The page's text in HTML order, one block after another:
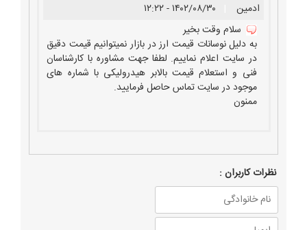
ادمین
۱۴۰۲/۰۸/۳۰ - ۱۲:۲۲
سلام وقت بخیر
به دلیل نوسانات قیمت ارز در بازار نمیتوانیم قیمت دقیق
در سایت اعلام نماییم. لطفا جهت مشاوره با کارشناسان
فنی و استعلام قیمت بالابر هیدرولیکی با شماره های
موجود در سایت تماس حاصل فرمایید.
ممنون
نظرات كاربران :